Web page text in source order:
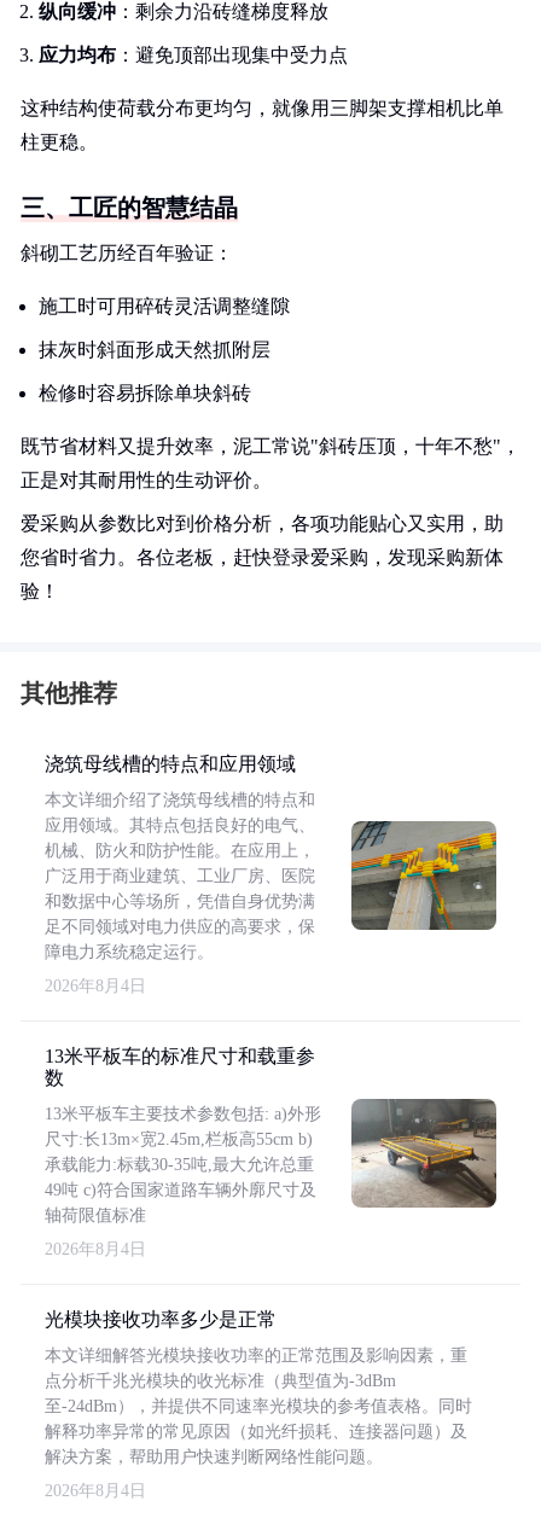
纵向缓冲 ：剩余力沿砖缝梯度释放
应力均布 ：避免顶部出现集中受力点
这种结构使荷载分布更均匀，就像用三脚架支撑相机比单
柱更稳。
三、工匠的智慧结晶
斜砌工艺历经百年验证：
施工时可用碎砖灵活调整缝隙
抹灰时斜面形成天然抓附层
检修时容易拆除单块斜砖
既节省材料又提升效率，泥工常说"斜砖压顶，十年不愁"，
正是对其耐用性的生动评价。
爱采购从参数比对到价格分析，各项功能贴心又实用，助
您省时省力。各位老板，赶快登录爱采购，发现采购新体
验！
其他推荐
浇筑母线槽的特点和应用领域
本文详细介绍了浇筑母线槽的特点和
应用领域。其特点包括良好的电气、
机械、防火和防护性能。在应用上，
广泛用于商业建筑、工业厂房、医院
和数据中心等场所，凭借自身优势满
足不同领域对电力供应的高要求，保
障电力系统稳定运行。
2026年8月4日
13米平板车的标准尺寸和载重参
数
13米平板车主要技术参数包括: a)外形
尺寸:长13m×宽2.45m,栏板高55cm b)
承载能力:标载30-35吨,最大允许总重
49吨 c)符合国家道路车辆外廓尺寸及
轴荷限值标准
2026年8月4日
光模块接收功率多少是正常
本文详细解答光模块接收功率的正常范围及影响因素，重
点分析千兆光模块的收光标准（典型值为-3dBm
至-24dBm），并提供不同速率光模块的参考值表格。同时
解释功率异常的常见原因（如光纤损耗、连接器问题）及
解决方案，帮助用户快速判断网络性能问题。
2026年8月4日